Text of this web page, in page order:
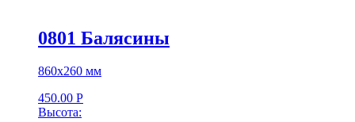
0801 Балясины
860х260 мм
450.00 Р
Высота: